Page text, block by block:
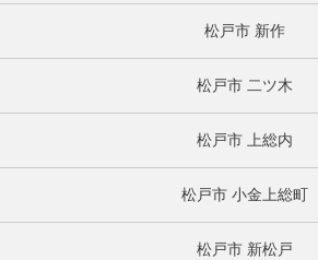
松戸市 新作
松戸市 二ツ木
松戸市 上総内
松戸市 小金上総町
松戸市 新松戸